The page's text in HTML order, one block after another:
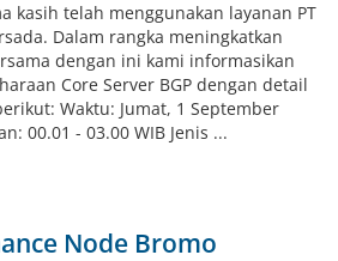
kasih telah menggunakan layanan PT
Dalam rangka meningkatkan
dengan ini kami informasikan
Core Server BGP dengan detail
Waktu: Jumat, 1 September
00.01 - 03.00 WIB Jenis ...
Node Bromo